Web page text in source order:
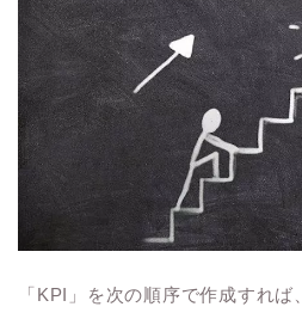
「KPI」を次の順序で作成すれ